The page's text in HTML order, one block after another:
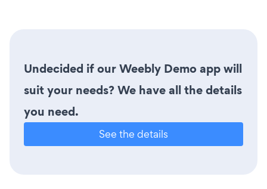
Undecided if our Weebly Demo app will
suit your needs? We have all the details
you need.
See the details